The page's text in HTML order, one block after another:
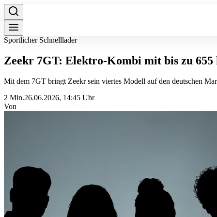
Sportlicher Schnelllader
Zeekr 7GT: Elektro-Kombi mit bis zu 655
Mit dem 7GT bringt Zeekr sein viertes Modell auf den deutschen
2 Min.26.06.2026, 14:45 Uhr
Von